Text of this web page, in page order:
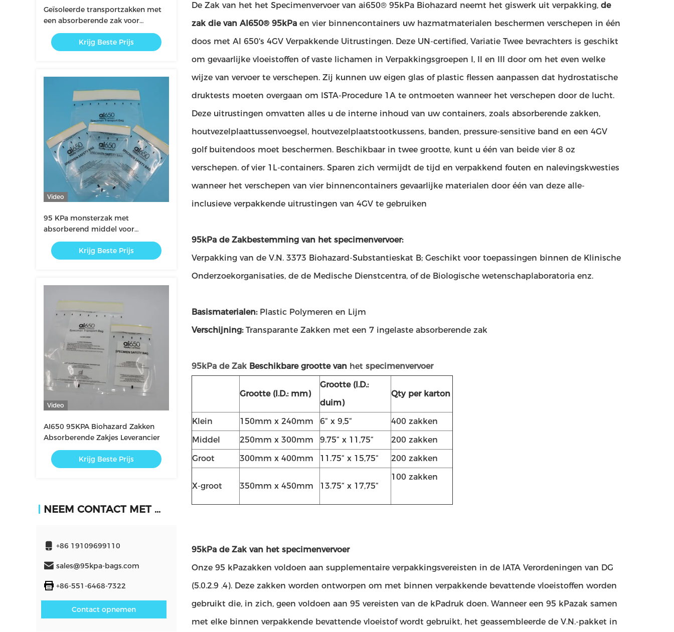
Geïsoleerde transportzakken met
een absorberende zak voor
temperatuurgevoelige
bloedmonsters en transport van
biologisch gevaarlijke laboratoria
Krijg Beste Prijs
Video
95 KPa monsterzak met
absorberend middel voor
laboratoriumtransport
Krijg Beste Prijs
Video
AI650 95KPA Biohazard Zakken
Absorberende Zakjes Leverancier
Krijg Beste Prijs
NEEM CONTACT MET ONS OP
+86 19109699110
sales@95kpa-bags.com
+86-551-6468-7322
Contact opnemen
De Zak van het het Specimenvervoer van ai650® 95kPa Biohazard neemt het giswerk uit verpakking, de
zak die van AI650® 95kPa en vier binnencontainers uw hazmatmaterialen beschermen verschepen in één
doos met AI 650's 4GV Verpakkende Uitrustingen. Deze UN-certified, Variatie Twee bevrachters is geschikt
om gevaarlijke vloeistoffen of vaste lichamen in Verpakkingsgroepen I, II en III door om het even welke
wijze van vervoer te verschepen. Zij kunnen uw eigen glas of plastic flessen aanpassen dat hydrostatische
druktests moeten overgaan om ISTA-Procedure 1A te ontmoeten wanneer het verschepen door de lucht.
Deze uitrustingen omvatten alles u de interne inhoud van uw containers, zoals absorberende zakken,
houtvezelplaattussenvoegsel, houtvezelplaatstootkussens, banden, pressure-sensitive band en een 4GV
golf buitendoos moet beschermen. Beschikbaar in twee grootte, kunt u één van beide vier 8 oz
verschepen. of vier 1L-containers. Sparen zich vermijdt de tijd en verpakkend fouten en nalevingskwesties
wanneer het verschepen van vier binnencontainers gevaarlijke materialen door één van deze alle-
inclusieve verpakkende uitrustingen van 4GV te gebruiken
95kPa de Zakbestemming van het specimenvervoer:
Verpakking van de V.N. 3373 Biohazard-Substantieskat B; Geschikt voor toepassingen binnen de Klinische
Onderzoekorganisaties, de de Medische Dienstcentra, of de Biologische wetenschaplaboratoria enz.
Basismaterialen: Plastic Polymeren en Lijm
Verschijning: Transparante Zakken met een 7 ingelaste absorberende zak
95kPa de Zak Beschikbare grootte van het specimenvervoer
Grootte (I.D.: mm)
Grootte (I.D.:
duim)
Qty per karton
Klein 150mm x 240mm 6“ x 9,5“
400 zakken
Middel
250mm x 300mm 9.75“ x 11,75“
200 zakken
Groot
300mm x 400mm 11.75“ x 15,75“ 200 zakken
X-groot 350mm x 450mm 13.75“ x 17,75“
100 zakken
95kPa de Zak van het specimenvervoer
Onze 95 kPazakken voldoen aan supplementaire verpakkingsvereisten in de IATA Verordeningen van DG
(5.0.2.9 .4). Deze zakken worden ontworpen om met binnen verpakkende bevattende vloeistoffen worden
gebruikt die, in zich, geen voldoen aan 95 vereisten van de kPadruk doen. Wanneer een 95 kPazak samen
met elke binnen verpakkende bevattende vloeistof wordt gebruikt, het geassembleerde de V.N.-pakket in